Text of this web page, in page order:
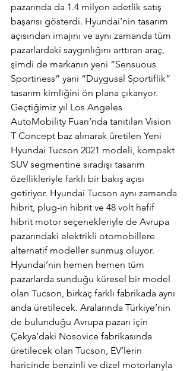
pazarında da 1.4 milyon adetlik satış
başarısı gösterdi. Hyundai’nin tasarım
açısından imajını ve aynı zamanda tüm
pazarlardaki saygınlığını arttıran araç,
şimdi de markanın yeni “Sensuous
Sportiness” yani “Duygusal Sportiflik”
tasarım kimliğini ön plana çıkarıyor.
Geçtiğimiz yıl Los Angeles
AutoMobility Fuarı’nda tanıtılan Vision
T Concept baz alınarak üretilen Yeni
Hyundai Tucson 2021 modeli, kompakt
SUV segmentine sıradışı tasarım
özellikleriyle farklı bir bakış açısı
getiriyor. Hyundai Tucson aynı zamanda
hibrit, plug-in hibrit ve 48 volt hafif
hibrit motor seçenekleriyle de Avrupa
pazarındaki elektrikli otomobillere
alternatif modeller sunmuş oluyor.
Hyundai’nin hemen hemen tüm
pazarlarda sunduğu küresel bir model
olan Tucson, birkaç farklı fabrikada aynı
anda üretilecek. Aralarında Türkiye’nin
de bulunduğu Avrupa pazarı için
Çekya’daki Nosovice fabrikasında
üretilecek olan Tucson, EV’lerin
haricinde benzinli ve dizel motorlarıyla